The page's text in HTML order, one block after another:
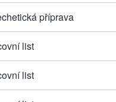
příprava
list
list